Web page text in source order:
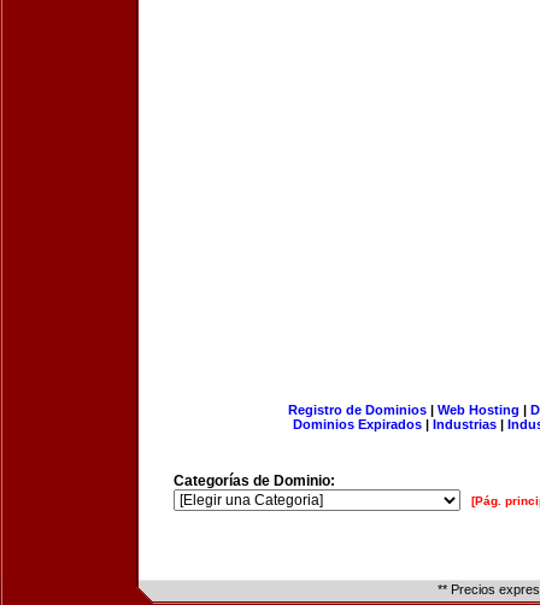
Registro de Dominios| Web Hosting |
Dominios Expirados | Industrias |
Categorías de Dominio:
[Pág.
** Precios